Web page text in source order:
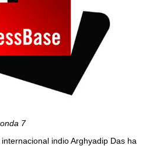
7
indio Arghyadip Das ha